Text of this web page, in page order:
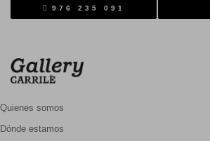
976 235 091
Quienes somos
Dónde estamos